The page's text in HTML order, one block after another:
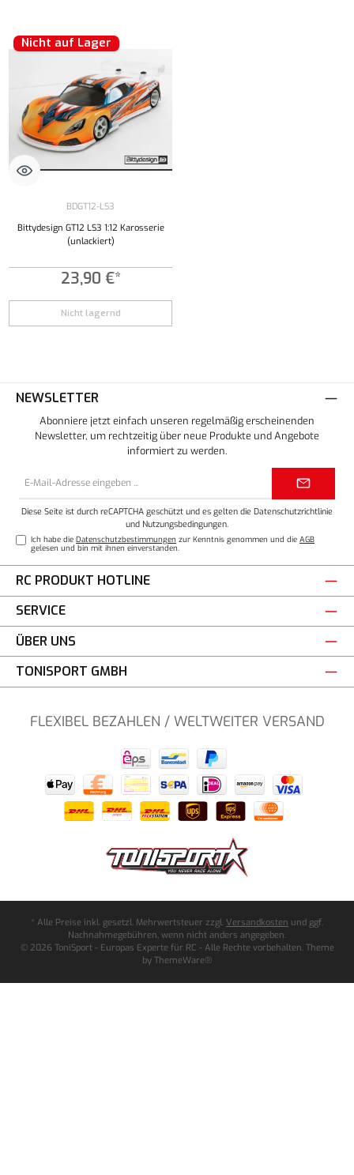
Nicht auf Lager
BDGT12-LS3
Bittydesign GT12 LS3 1:12 Karosserie
(unlackiert)
23,90 €*
Nicht lagernd
NEWSLETTER
Abonniere jetzt einfach unseren regelmäßig erscheinenden
Newsletter, um rechtzeitig über neue Produkte und Angebote
informiert zu werden.
Diese Seite ist durch reCAPTCHA geschützt und es gelten die Datenschutzrichtlinie
und Nutzungsbedingungen
Ich habe dieDatenschutzbestimmungen zur Kenntnis genommen und dieAGB
gelesen und bin mit ihnen einverstanden.
RC PRODUKT HOTLINE
SERVICE
ÜBER UNS
TONISPORT GMBH
FLEXIBEL BEZAHLEN / WELTWEITER VERSAND
* Alle Preise inkl. gesetzl. Mehrwertsteuer zzgl. Versandkosten und ggf.
Nachnahmegebühren, wenn nicht anders angegeben.
© 2026 ToniSport - Europas Experte für RC - Alle Rechte vorbehalten. Theme
by ThemeWare®